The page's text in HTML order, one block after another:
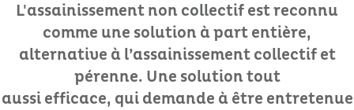
L'assainissement non collectif est reconnu
comme une solution à part entière,
alternative à l’assainissement collectif et
pérenne. Une solution tout
aussi efficace, qui demande à être entretenue